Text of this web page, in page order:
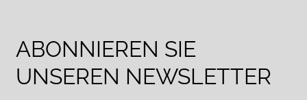
ABONNIEREN SIE
UNSEREN NEWSLETTER